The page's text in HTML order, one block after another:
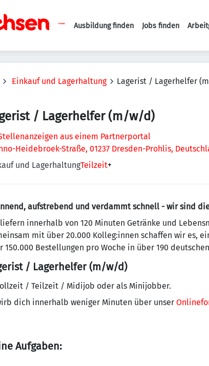
Ausbildung finden Jobs finden
Einkauf und Lagerhaltung Lagerist / Lagerhelfer
/ Lagerhelfer (m/w/d)
aus einem Partnerportal
Heidebroek-Straße, 01237 Dresden-Prohlis,
und LagerhaltungTeilzeit+
aufstrebend und verdammt schnell - wir sind
innerhalb von 120 Minuten Getränke und
mit über 20.000 Kolleg:innen schaffen wir es,
150.000 Bestellungen pro Woche in über 190
/ Lagerhelfer (m/w/d)
/ Teilzeit / Midijob oder als Minijobber.
dich innerhalb weniger Minuten über unser
Aufgaben: